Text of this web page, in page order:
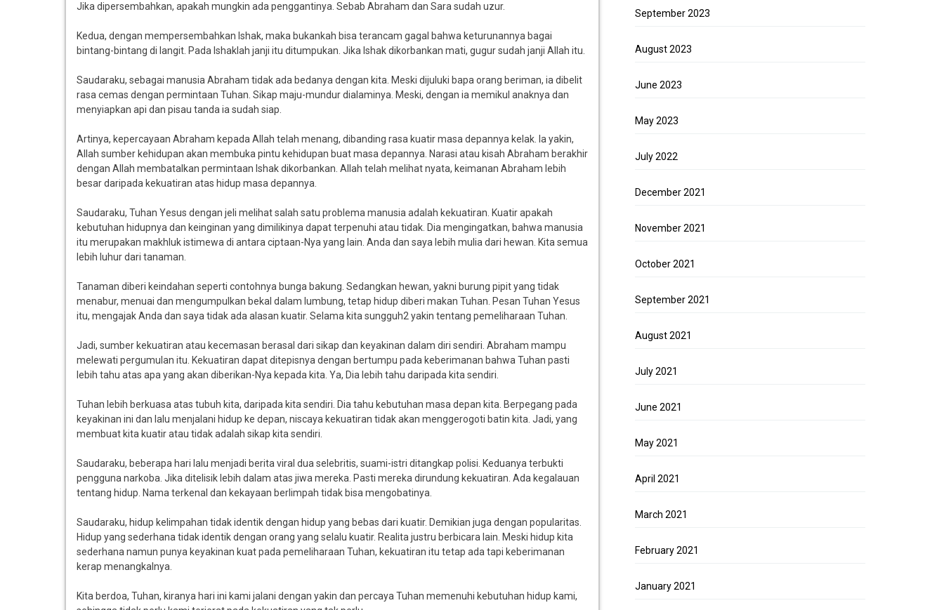
Jika dipersembahkan, apakah mungkin ada penggantinya. Sebab Abraham dan Sara sudah uzur.
Kedua, dengan mempersembahkan Ishak, maka bukankah bisa terancam gagal bahwa keturunannya bagai
bintang-bintang di langit. Pada Ishaklah janji itu ditumpukan. Jika Ishak dikorbankan mati, gugur sudah janji Allah itu.
Saudaraku, sebagai manusia Abraham tidak ada bedanya dengan kita. Meski dijuluki bapa orang beriman, ia dibelit
rasa cemas dengan permintaan Tuhan. Sikap maju-mundur dialaminya. Meski, dengan ia memikul anaknya dan
menyiapkan api dan pisau tanda ia sudah siap.
Artinya, kepercayaan Abraham kepada Allah telah menang, dibanding rasa kuatir masa depannya kelak. Ia yakin,
Allah sumber kehidupan akan membuka pintu kehidupan buat masa depannya. Narasi atau kisah Abraham berakhir
dengan Allah membatalkan permintaan Ishak dikorbankan. Allah telah melihat nyata, keimanan Abraham lebih
besar daripada kekuatiran atas hidup masa depannya.
Saudaraku, Tuhan Yesus dengan jeli melihat salah satu problema manusia adalah kekuatiran. Kuatir apakah
kebutuhan hidupnya dan keinginan yang dimilikinya dapat terpenuhi atau tidak. Dia mengingatkan, bahwa manusia
itu merupakan makhluk istimewa di antara ciptaan-Nya yang lain. Anda dan saya lebih mulia dari hewan. Kita semua
lebih luhur dari tanaman.
Tanaman diberi keindahan seperti contohnya bunga bakung. Sedangkan hewan, yakni burung pipit yang tidak
menabur, menuai dan mengumpulkan bekal dalam lumbung, tetap hidup diberi makan Tuhan. Pesan Tuhan Yesus
itu, mengajak Anda dan saya tidak ada alasan kuatir. Selama kita sungguh2 yakin tentang pemeliharaan Tuhan.
Jadi, sumber kekuatiran atau kecemasan berasal dari sikap dan keyakinan dalam diri sendiri. Abraham mampu
melewati pergumulan itu. Kekuatiran dapat ditepisnya dengan bertumpu pada keberimanan bahwa Tuhan pasti
lebih tahu atas apa yang akan diberikan-Nya kepada kita. Ya, Dia lebih tahu daripada kita sendiri.
Tuhan lebih berkuasa atas tubuh kita, daripada kita sendiri. Dia tahu kebutuhan masa depan kita. Berpegang pada
keyakinan ini dan lalu menjalani hidup ke depan, niscaya kekuatiran tidak akan menggerogoti batin kita. Jadi, yang
membuat kita kuatir atau tidak adalah sikap kita sendiri.
Saudaraku, beberapa hari lalu menjadi berita viral dua selebritis, suami-istri ditangkap polisi. Keduanya terbukti
pengguna narkoba. Jika ditelisik lebih dalam atas jiwa mereka. Pasti mereka dirundung kekuatiran. Ada kegalauan
tentang hidup. Nama terkenal dan kekayaan berlimpah tidak bisa mengobatinya.
Saudaraku, hidup kelimpahan tidak identik dengan hidup yang bebas dari kuatir. Demikian juga dengan popularitas.
Hidup yang sederhana tidak identik dengan orang yang selalu kuatir. Realita justru berbicara lain. Meski hidup kita
sederhana namun punya keyakinan kuat pada pemeliharaan Tuhan, kekuatiran itu tetap ada tapi keberimanan
kerap menangkalnya.
Kita berdoa, Tuhan, kiranya hari ini kami jalani dengan yakin dan percaya Tuhan memenuhi kebutuhan hidup kami,
September 2023
August 2023
June 2023
May 2023
July 2022
December 2021
November 2021
October 2021
September 2021
August 2021
July 2021
June 2021
May 2021
April 2021
March 2021
February 2021
January 2021